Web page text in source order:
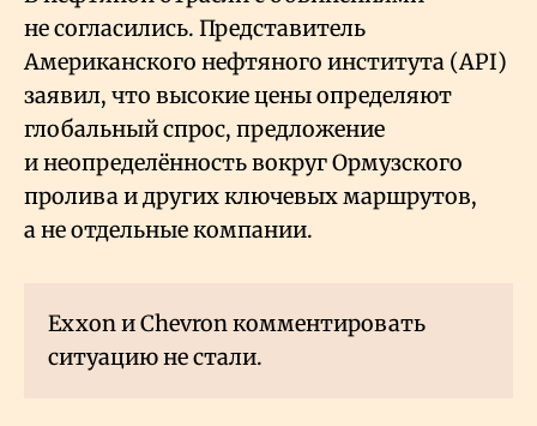
не согласились. Представитель
Американского нефтяного института (API)
заявил, что высокие цены определяют
глобальный спрос, предложение
и неопределённость вокруг Ормузского
пролива и других ключевых маршрутов,
а не отдельные компании.
Exxon и Chevron комментировать
ситуацию не стали.